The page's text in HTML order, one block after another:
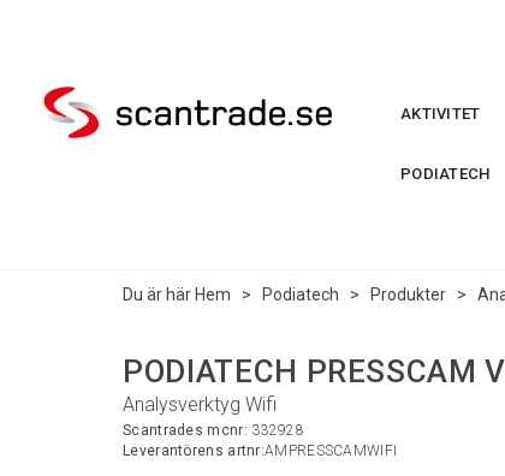
AKTIVITET
PODIATECH
Du är här Hem > Podiatech > Produkter >
PODIATECH PRESSCAM
Analysverktyg Wifi
Scantrades mcnr: 332928
Leverantörens artnr:AMPRESSCAMWIFI